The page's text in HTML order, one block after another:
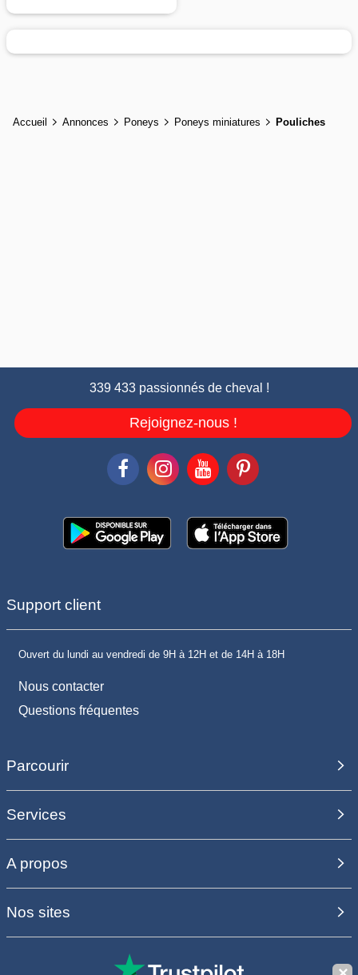
Accueil Annonces Poneys Poneys miniatures Pouliches
339 433 passionnés de cheval !
Rejoignez-nous !
Support client
Ouvert du lundi au vendredi de 9H à 12H et de 14H à 18H
Nous contacter
Questions fréquentes
Parcourir
Services
A propos
Nos sites